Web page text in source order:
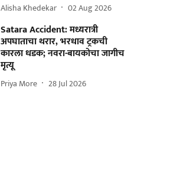
Alisha Khedekar 02 Aug 2026
Satara Accident: मध्यरात्री
अपघाताचा थरार, भरधाव ट्रकची
कारला धडक; नवरा-बायकोचा जागीच
मृत्यू
Priya More 28 Jul 2026